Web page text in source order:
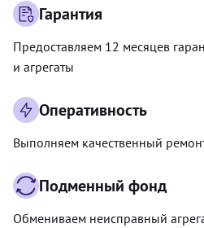
Гарантия
Предоставляем 12 месяцев
и агрегаты
Оперативность
Выполняем качественный
Подменный фонд
Обмениваем неисправный